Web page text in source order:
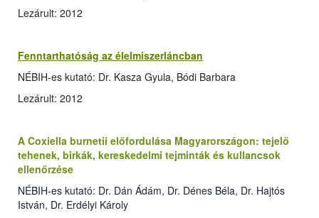
Lezárult: 2012
Fenntarthatóság az élelmiszerláncban
NÉBIH-es kutató: Dr. Kasza Gyula, Bódi Barbara
Lezárult: 2012
A Coxiella burnetii előfordulása Magyarországon: tejelő
tehenek, birkák, kereskedelmi tejminták és kullancsok
ellenőrzése
NÉBIH-es kutató: Dr. Dán Ádám, Dr. Dénes Béla, Dr. Hajtós
István, Dr. Erdélyi Károly